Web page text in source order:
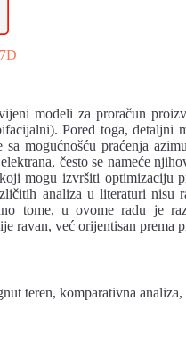
modeli za proračun
Pored toga, detaljni
mogućnošću praćenja
često se nameće
mogu izvršiti optimizaciju
analiza u literaturi nisu
tome, u ovome radu je
ravan, već orijentisan
teren, komparativna